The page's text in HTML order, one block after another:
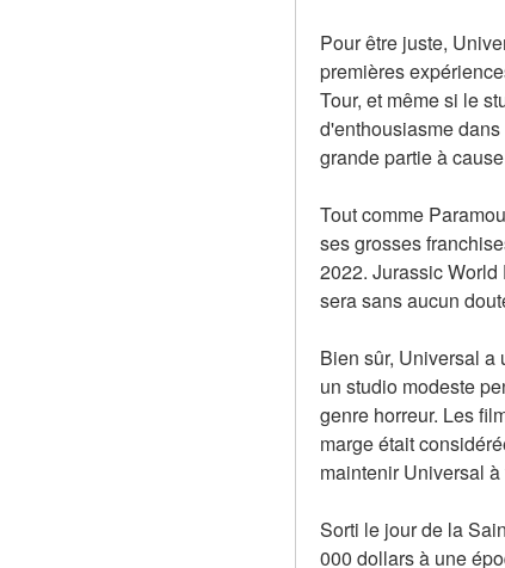
Pour être juste,
premières
Tour, et même si le
d'enthousiasme
grande partie à
Tout comme
ses grosses
2022. Jurassic
sera sans aucun
Bien sûr, Universal
un studio modeste
genre horreur. Les
marge était
maintenir Universal
Sorti le jour de la
000 dollars à une